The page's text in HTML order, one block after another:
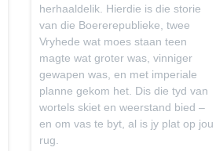
herhaaldelik. Hierdie is die storie
van die Boererepublieke, twee
Vryhede wat moes staan teen
magte wat groter was, vinniger
gewapen was, en met imperiale
planne gekom het. Dis die tyd van
wortels skiet en weerstand bied –
en om vas te byt, al is jy plat op jou
rug.